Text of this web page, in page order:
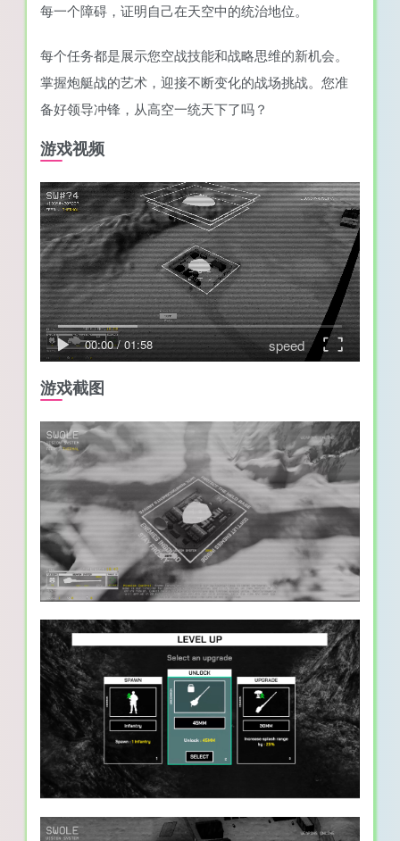
每一个障碍，证明自己在天空中的统治地位。
每个任务都是展示您空战技能和战略思维的新机会。
掌握炮艇战的艺术，迎接不断变化的战场挑战。您准
备好领导冲锋，从高空一统天下了吗？
游戏视频
00:00/01:58 speed
游戏截图